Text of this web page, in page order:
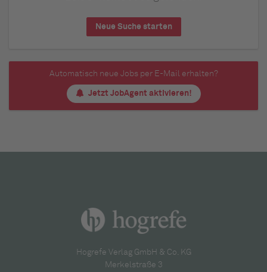
Neue Suche starten
Automatisch neue Jobs per E-Mail erhalten?
Jetzt JobAgent aktivieren!
Hogrefe Verlag GmbH & Co. KG
Merkelstraße 3